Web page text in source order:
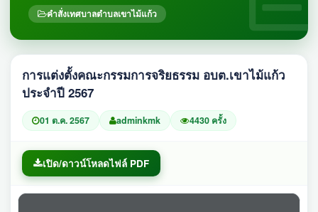
คำสั่งเทศบาลตำบลเขาไม้แก้ว
การแต่งตั้งคณะกรรมการจริยธรรม อบต.เขาไม้แก้ว
ประจำปี 2567
01 ต.ค. 2567 adminkmk 4430 ครั้ง
เปิด/ดาวน์โหลดไฟล์ PDF